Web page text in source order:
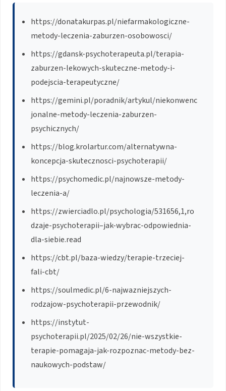
https://donatakurpas.pl/niefarmakologiczne-
metody-leczenia-zaburzen-osobowosci/
https://gdansk-psychoterapeuta.pl/terapia-
zaburzen-lekowych-skuteczne-metody-i-
podejscia-terapeutyczne/
https://gemini.pl/poradnik/artykul/niekonwenc
jonalne-metody-leczenia-zaburzen-
psychicznych/
https://blog.krolartur.com/alternatywna-
koncepcja-skutecznosci-psychoterapii/
https://psychomedic.pl/najnowsze-metody-
leczenia-a/
https://zwierciadlo.pl/psychologia/531656,1,ro
dzaje-psychoterapii–jak-wybrac-odpowiednia-
dla-siebie.read
https://cbt.pl/baza-wiedzy/terapie-trzeciej-
fali-cbt/
https://soulmedic.pl/6-najwazniejszych-
rodzajow-psychoterapii-przewodnik/
https://instytut-
psychoterapii.pl/2025/02/26/nie-wszystkie-
terapie-pomagaja-jak-rozpoznac-metody-bez-
naukowych-podstaw/